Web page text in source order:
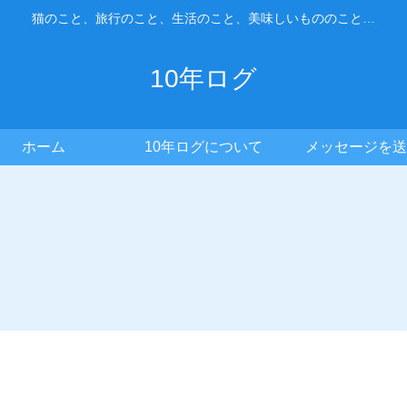
猫のこと、旅行のこと、生活のこと、美味しいもののこと…
10年ログ
ホーム 10年ログについて メッセージを